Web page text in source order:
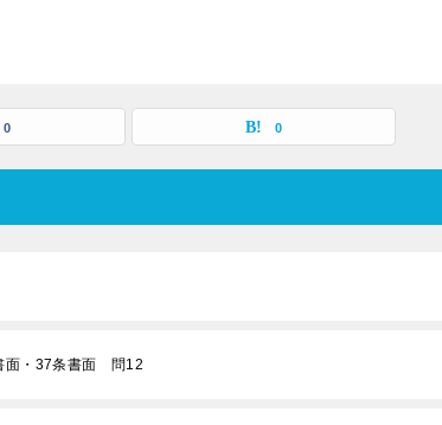
0 0
面・37条書面 問12